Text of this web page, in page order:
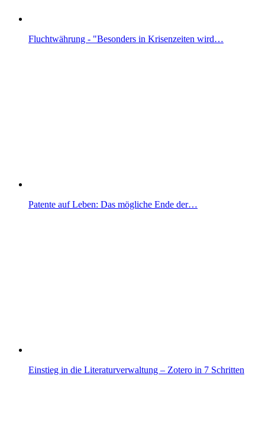
Fluchtwährung - "Besonders in Krisenzeiten wird…
Patente auf Leben: Das mögliche Ende der…
Einstieg in die Literaturverwaltung – Zotero in 7 Schritten